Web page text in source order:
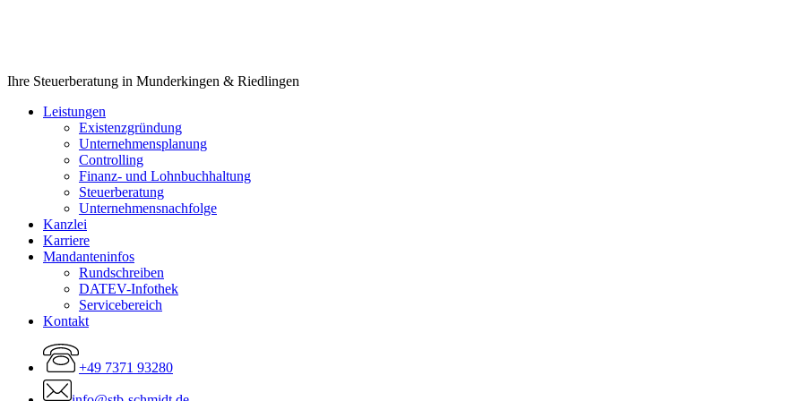
Close
Ihre Steuerberatung in Munderkingen & Riedlingen
Leistungen
Existenzgründung
Unternehmensplanung
Controlling
Finanz- und Lohnbuchhaltung
Steuerberatung
Unternehmensnachfolge
Kanzlei
Karriere
Mandanteninfos
Rundschreiben
DATEV-Infothek
Servicebereich
Kontakt
+49 7371 93280